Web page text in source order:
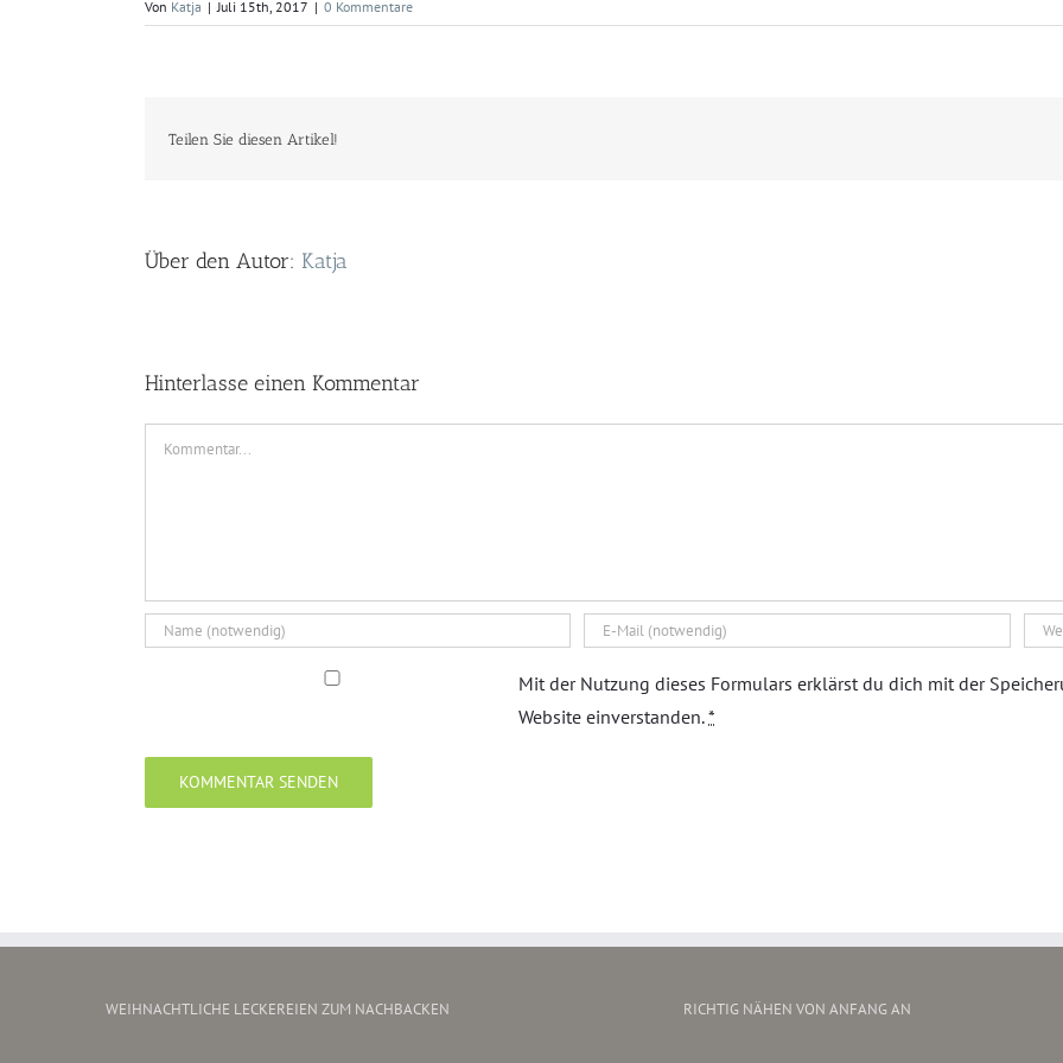
Von Katja | Juli 15th, 2017 | 0 Kommentare
Teilen Sie diesen Artikel!
Über den Autor: Katja
Hinterlasse einen Kommentar
Kommentar
Mit der Nutzung dieses Formulars erklärst du dich mit der
Website einverstanden.*
WEIHNACHTLICHE LECKEREIEN ZUM NACHBACKEN RICHTIG NÄHEN VON ANFANG AN